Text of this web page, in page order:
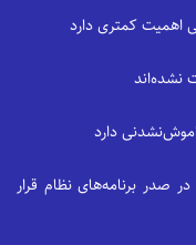
اهمیت کمتری دارد
نشده‌اند
دارد
صدر برنامه‌های نظام قرار